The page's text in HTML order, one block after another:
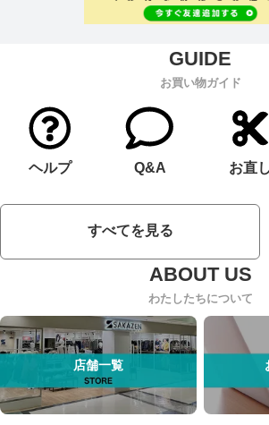
お買い物ガイド
ヘルプ Q&A お直し
すべてを見る
わたしたちについて
店舗一覧